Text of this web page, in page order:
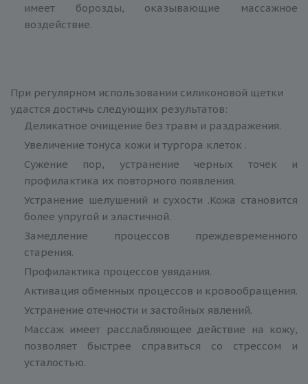
имеет борозды, оказывающие массажное
воздействие.
При регулярном использовании силиконовой щетки
удастся достичь следующих результатов:
Деликатное очищение без травм и раздражения.
Увеличение тонуса кожи и тургора клеток .
Сужение пор, устранение черных точек и
профилактика их повторного появления.
Устранение шелушений и сухости .Кожа становится
более упругой и эластичной.
Замедление процессов преждевременного
старения.
Профилактика процессов увядания.
Активация обменных процессов и кровообращения.
Устранение отечности и застойных явлений.
Массаж имеет расслабляющее действие на кожу,
позволяет быстрее справиться со стрессом и
усталостью.